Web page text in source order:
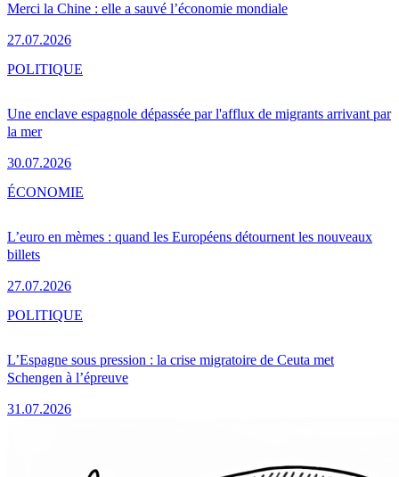
Merci la Chine : elle a sauvé l’économie mondiale
27.07.2026
Une enclave espagnole dépassée par l'afflux de migrants arrivant par
la mer
30.07.2026
POLITIQUE
L’euro en mèmes : quand les Européens détournent les nouveaux
billets
27.07.2026
ÉCONOMIE
L’Espagne sous pression : la crise migratoire de Ceuta met
Schengen à l’épreuve
31.07.2026
POLITIQUE